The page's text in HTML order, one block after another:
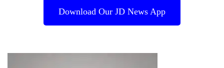
Download Our JD News App